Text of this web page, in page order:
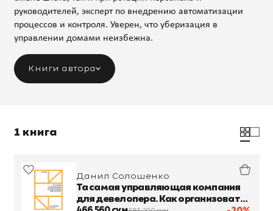
руководителей, эксперт по внедрению автоматизации
процессов и контроля. Уверен, что уберизация в
управлении домами неизбежна.
Книги автора
1 книга
Данил Солошенко
Та самая управляющая компания
для девелопера. Как организовать